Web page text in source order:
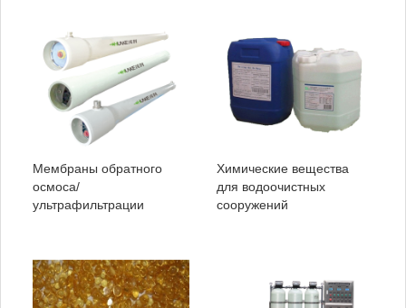
Мембраны обратного
осмоса/
ультрафильтрации
Химические вещества
для водоочистных
сооружений